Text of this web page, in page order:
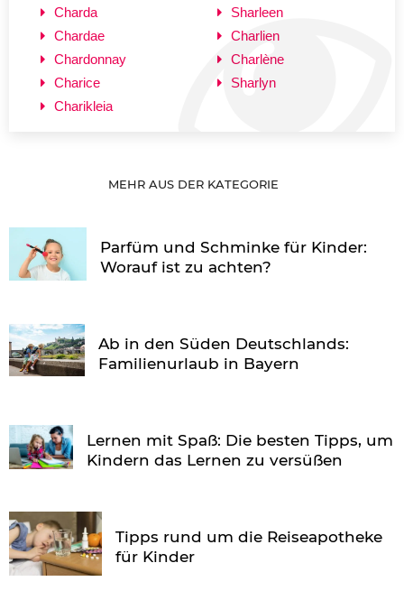
Charda
Chardae
Chardonnay
Charice
Charikleia
Sharleen
Charlien
Charlène
Sharlyn
MEHR AUS DER KATEGORIE
Parfüm und Schminke für Kinder:
Worauf ist zu achten?
Ab in den Süden Deutschlands:
Familienurlaub in Bayern
Lernen mit Spaß: Die besten Tipps, um
Kindern das Lernen zu versüßen
Tipps rund um die Reiseapotheke
für Kinder